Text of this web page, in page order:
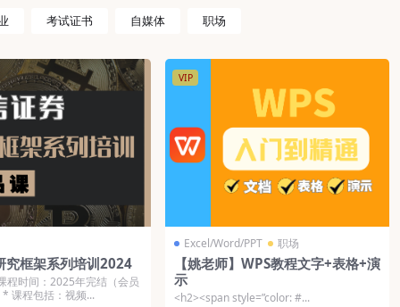
考试证书 自媒体 职场
究框架系列培训2024
程时间：2025年完结（会员
课程包括：视频...
VIP
Excel/Word/PPT 职场
【姚老师】WPS教程文字+表格+演
示
<h2><span style=”color: #...